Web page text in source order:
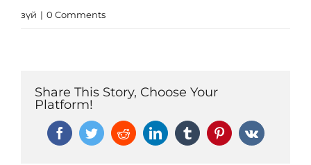
Эрх зүй
Ковид-19
зүй | 0 Comments
Share This Story, Choose Your
Platform!
FacebookTwitterRedditLinkedInTumblr Pinterest
Vk